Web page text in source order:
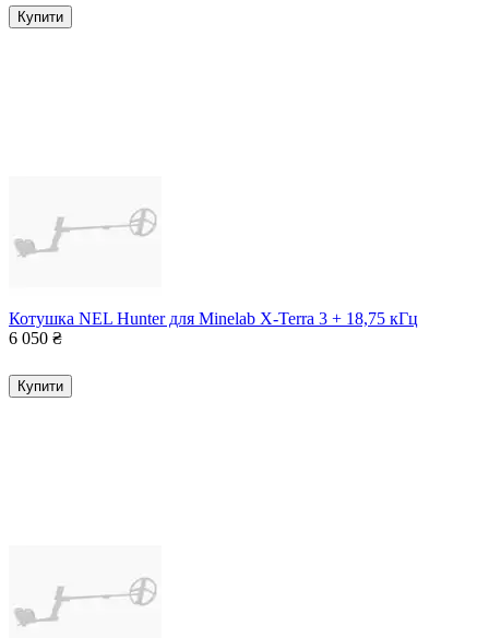
Купити
Котушка NEL Hunter для Minelab X-Terra 3 + 18,75 кГц
6 050 ₴
Купити